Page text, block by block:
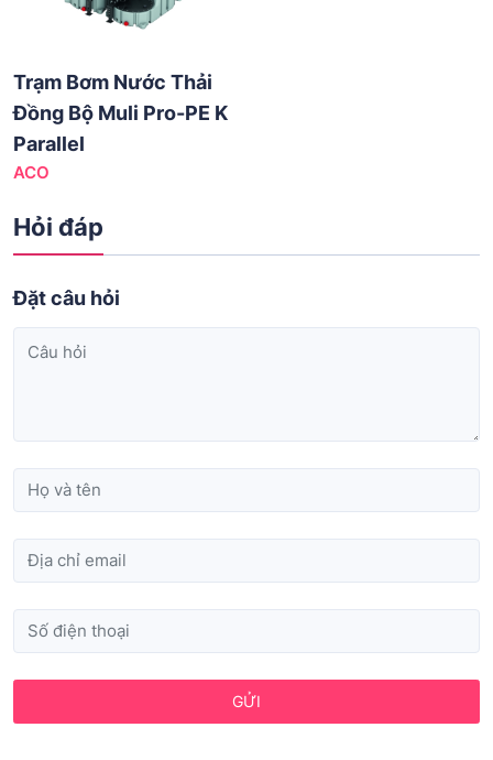
Trạm Bơm Nước Thải
Đồng Bộ Muli Pro-PE K
Parallel
ACO
Hỏi đáp
Đặt câu hỏi
GỬI